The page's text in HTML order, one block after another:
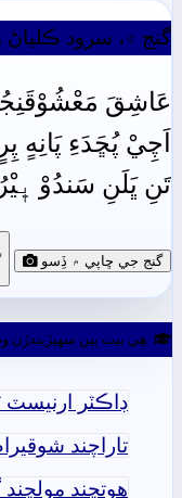
گنج ۾، سرود ڪلياڻ و
عَاشِقَ
اَچِيْ پُڇَدَءِ پَانِهٍ
تَنِ ڀَلَنِ سَندُوْ
گنج جي ڇاپي ۾ ڏِسو
ھِي بيت ٻين سھيڙيندڙن
ڊاڪٽر
تاراچند
ھوتچند